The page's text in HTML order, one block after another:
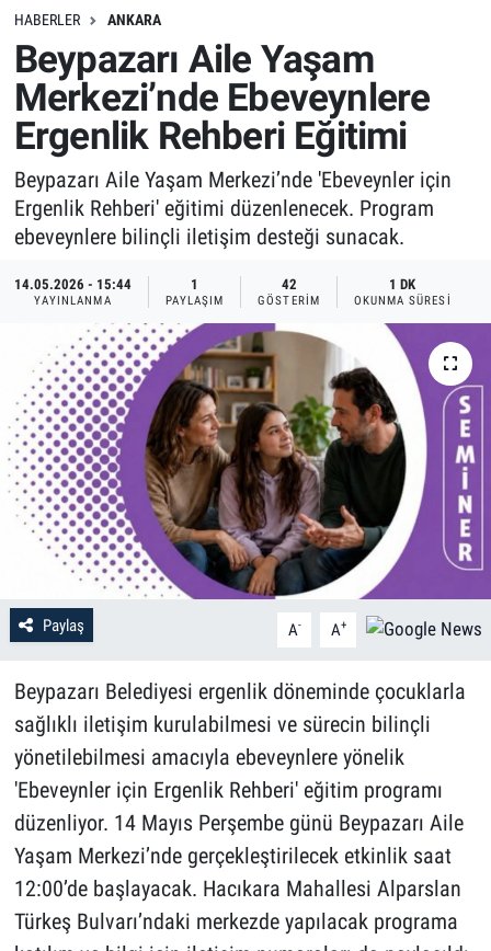
HABERLER ANKARA
Beypazarı Aile Yaşam
Merkezi’nde Ebeveynlere
Ergenlik Rehberi Eğitimi
Beypazarı Aile Yaşam Merkezi’nde 'Ebeveynler için
Ergenlik Rehberi' eğitimi düzenlenecek. Program
ebeveynlere bilinçli iletişim desteği sunacak.
14.05.2026 - 15:44
YAYINLANMA
1
PAYLAŞIM
42
GÖSTERIM
1 DK
OKUNMA SÜRESI
Paylaş A- A+
Beypazarı Belediyesi ergenlik döneminde çocuklarla
sağlıklı iletişim kurulabilmesi ve sürecin bilinçli
yönetilebilmesi amacıyla ebeveynlere yönelik
'Ebeveynler için Ergenlik Rehberi' eğitim programı
düzenliyor. 14 Mayıs Perşembe günü Beypazarı Aile
Yaşam Merkezi’nde gerçekleştirilecek etkinlik saat
12:00’de başlayacak. Hacıkara Mahallesi Alparslan
Türkeş Bulvarı’ndaki merkezde yapılacak programa